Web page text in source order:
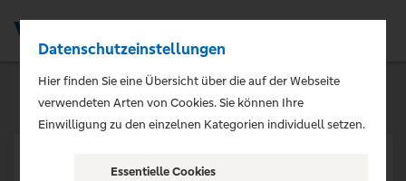
Datenschutzeinstellungen
Hier finden Sie eine Übersicht über die auf der Webseite
verwendeten Arten von Cookies. Sie können Ihre
Einwilligung zu den einzelnen Kategorien individuell setzen.
Essentielle Cookies